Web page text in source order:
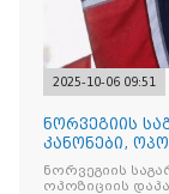
2025-10-06 09:51
ნორვეგიის
კანონები,
არჩევნების
ნორვეგიის
ოპოზიციის